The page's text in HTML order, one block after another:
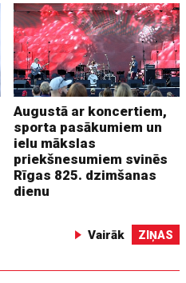
Augustā ar koncertiem,
sporta pasākumiem un
ielu mākslas
priekšnesumiem svinēs
Rīgas 825. dzimšanas
dienu
Vairāk ZIŅAS